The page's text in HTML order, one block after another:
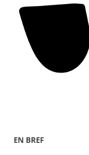
EN BREF